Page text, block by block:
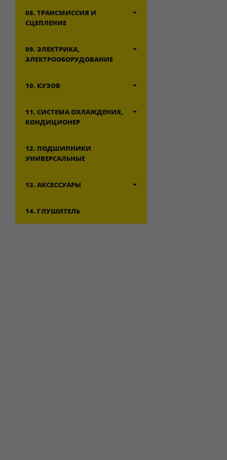
08. ТРАНСМИССИЯ И
СЦЕПЛЕНИЕ
09. ЭЛЕКТРИКА,
ЭЛЕКТРООБОРУДОВАНИЕ
10. КУЗОВ
11. СИСТЕМА ОХЛАЖДЕНИЯ,
КОНДИЦИОНЕР
12. ПОДШИПНИКИ
УНИВЕРСАЛЬНЫЕ
13. АКСЕССУАРЫ
14. ГЛУШИТЕЛЬ